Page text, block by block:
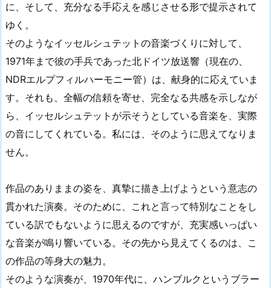
に、そして、充分なる手応えを感じさせる形で提示されて
ゆく。
そのようなイッセルシュテットの音楽づくりに対して、
1971年まで彼の手兵であった北ドイツ放送響（現在の、
NDRエルプフィルハーモニー管）は、献身的に応えていま
す。それも、全幅の信頼を寄せ、完全なる共感を示しなが
ら、イッセルシュテットが示そうとしている音楽を、実際
の音にしてくれている。私には、そのように思えてなりま
せん。
作品のありままの姿を、真摯に描き上げようという意志の
貫かれた演奏。そのために、これと言って特別なことをし
ている訳でもないように思えるのですが、充実感いっぱい
な音楽が鳴り響いている。その先から見えてくるのは、こ
の作品の等身大の魅力。
そのような演奏が、1970年代に、ハンブルクというブラー